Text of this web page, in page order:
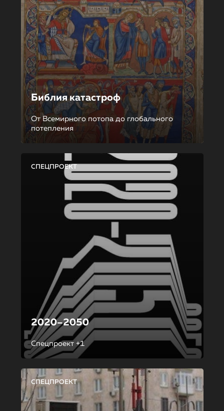
Библия катастроф
От Всемирного потопа до глобального
потепления
СПЕЦПРОЕКТ
2020–2050
Спецпроект +1
СПЕЦПРОЕКТ